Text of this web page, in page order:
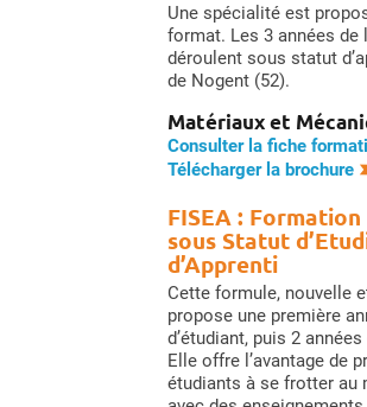
Une spécialité est
format. Les 3 années
déroulent sous statut
de Nogent (52).
Matériaux et
Consulter la fiche
Télécharger la brochure
FISEA : Formation
sous Statut
d’Apprenti
Cette formule, nouvelle
propose une première
d’étudiant, puis 2
Elle offre l’avantage de
étudiants à se frotter au